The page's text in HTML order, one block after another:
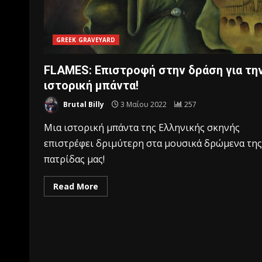
GREEK GRAVEYARD
FLAMES: Επιστροφή στην δράση για
ιστορική μπάντα!
Brutal Billy 3 Μαΐου 2022 257
Μια ιστορική μπάντα της Ελληνικής σκηνής
επιστρέφει δριμύτερη στα μουσικά δρώμενα της
πατρίδας μας!
Read More